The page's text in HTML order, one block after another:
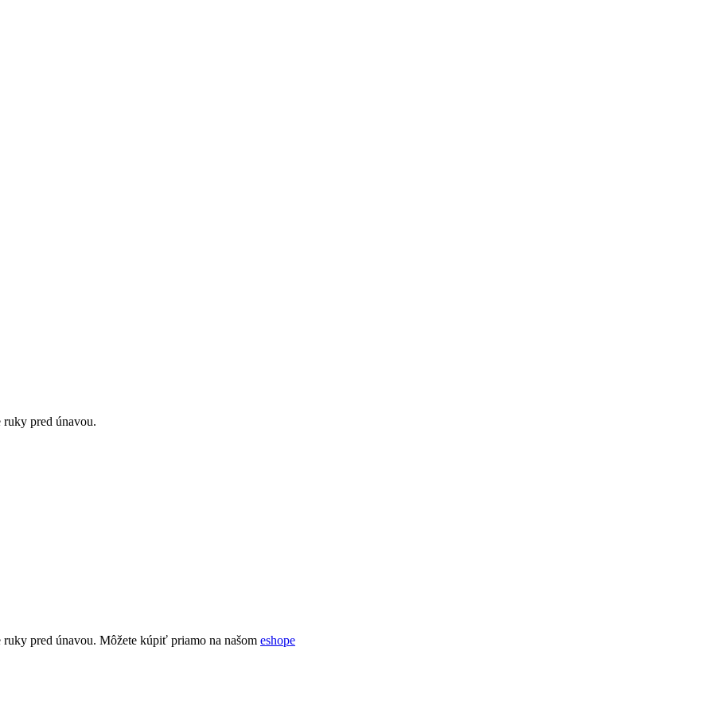
pred únavou.
pred únavou. Môžete kúpiť priamo na našom eshope